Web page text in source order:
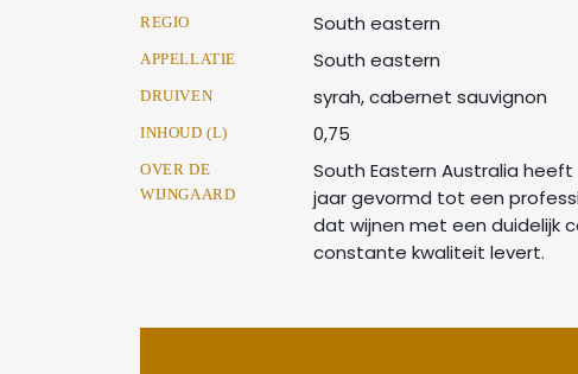
REGIO South eastern
APPELLATIE South eastern
DRUIVEN syrah, cabernet sauvignon
INHOUD (L) 0,75
OVER DE
WIJNGAARD
South Eastern Australia
jaar gevormd tot een
dat wijnen met een duidelijk
constante kwaliteit levert.